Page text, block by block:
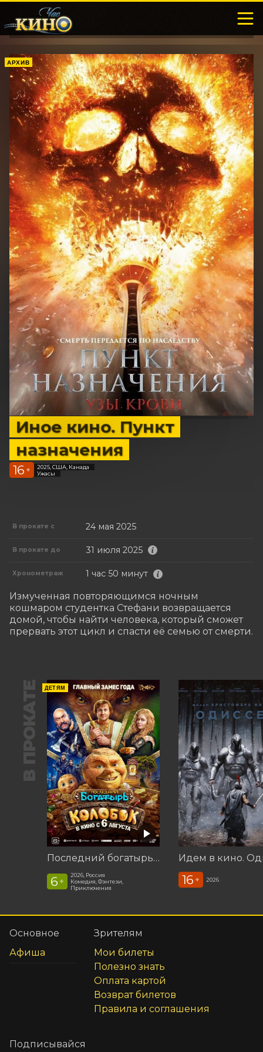
АРХИВ
Иное кино. Пункт
назначения
16 +
2025, США, Канада
Ужасы
В прокате с 24 мая 2025
В прокате до 31 июля 2025
Хронометраж 1 час 50 минут
Измученная повторяющимся ночным
кошмаром студентка Стефани возвращается
домой, чтобы найти человека, который сможет
прервать этот цикл и спасти её семью от смерти.
В ПРОКАТЕ ДЕТЯМ
Последний богатырь. Колобок
6 +
2026, Россия
Комедия, Фэнтези,
Приключения
Идем в кино.
16 + 2026
Основное
Афиша
Зрителям
Мои билеты
Полезно знать
Оплата картой
Возврат билетов
Правила и соглашения
Подписывайся